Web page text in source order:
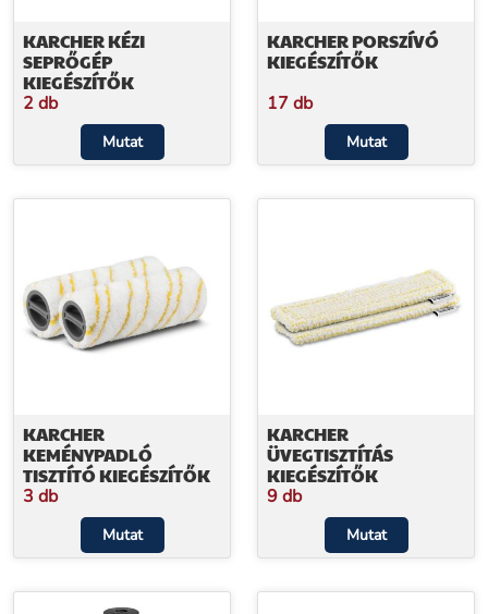
KARCHER KÉZI
SEPRŐGÉP
KIEGÉSZÍTŐK
2 db
Mutat
KARCHER PORSZÍVÓ
KIEGÉSZÍTŐK
17 db
Mutat
KARCHER
KEMÉNYPADLÓ
TISZTÍTÓ KIEGÉSZÍTŐK
3 db
Mutat
KARCHER
ÜVEGTISZTÍTÁS
KIEGÉSZÍTŐK
9 db
Mutat